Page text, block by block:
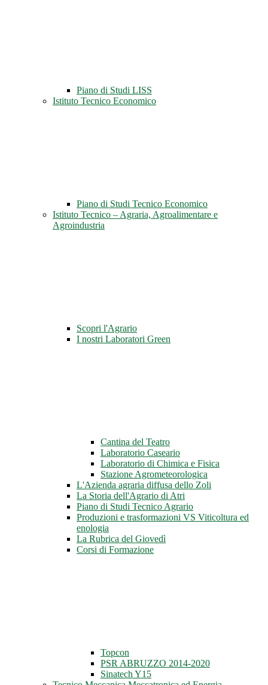
Piano di Studi LISS
Istituto Tecnico Economico
Piano di Studi Tecnico Economico
Istituto Tecnico – Agraria, Agroalimentare e
Agroindustria
Scopri l'Agrario
I nostri Laboratori Green
Cantina del Teatro
Laboratorio Caseario
Laboratorio di Chimica e Fisica
Stazione Agrometeorologica
L'Azienda agraria diffusa dello Zoli
La Storia dell'Agrario di Atri
Piano di Studi Tecnico Agrario
Produzioni e trasformazioni VS Viticoltura ed
enologia
La Rubrica del Giovedì
Corsi di Formazione
Topcon
PSR ABRUZZO 2014-2020
Sinatech Y15